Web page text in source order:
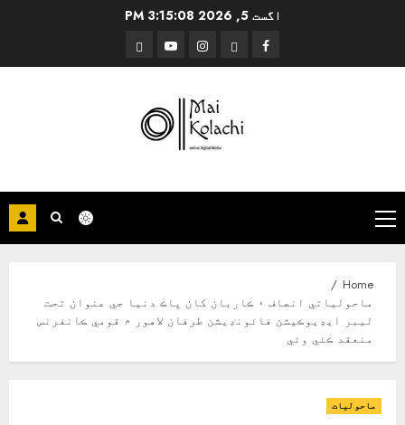
اگست 5, 2026 3:15:09 PM
Facebook
Instagram
YouTube
Threads
Primary
Menu
Home
ماحولياتي انصاف ۽ ڪاربان کان پاڪ دنيا جي عنوان تحت
ليبر ايڊيوڪيشن فائونڊيشن طرفان لاهور ۾ قومي ڪانفرنس
منعقد ڪئي وئي
ماحولیات